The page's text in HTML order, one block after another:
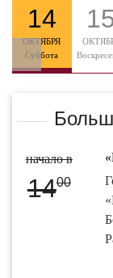
14
ОКТЯБРЯ
Суббота
начало в
1400